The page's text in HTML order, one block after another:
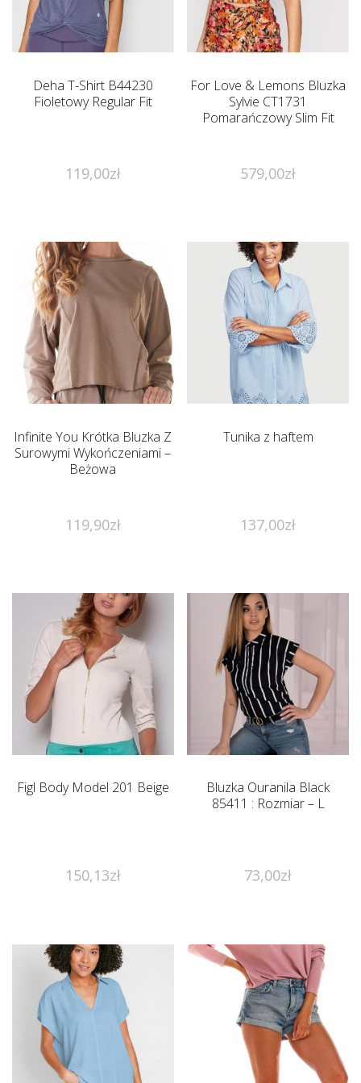
Deha T-Shirt B44230
Fioletowy Regular Fit
119,00zł
For Love & Lemons Bluzka
Sylvie CT1731
Pomarańczowy Slim Fit
579,00zł
Infinite You Krótka Bluzka Z
Surowymi Wykończeniami –
Beżowa
119,90zł
Tunika z haftem
137,00zł
Figl Body Model 201 Beige
150,13zł
Bluzka Ouranila Black
85411 : Rozmiar – L
73,00zł